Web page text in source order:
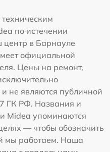
по истечении
центр в Барнауле
официальной
Цены на ремонт,
не являются публичной
ГК РФ. Названия и
Midea упоминаются
— чтобы обозначить
мы работаем. Наша